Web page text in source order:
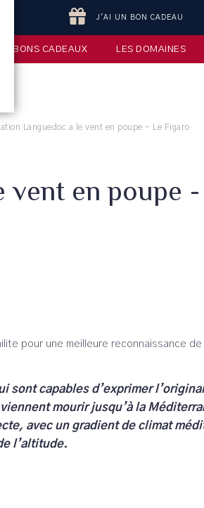
J'AI UN BON CADEAU
BONS CADEAUX LES DOMAINES
Languedoc a le vent en poupe - Le Figaro
vent en poupe
pour une meilleure reconnaissance de
capables d’exprimer
mourir jusqu’à la
avec un gradient de climat
l’altitude.